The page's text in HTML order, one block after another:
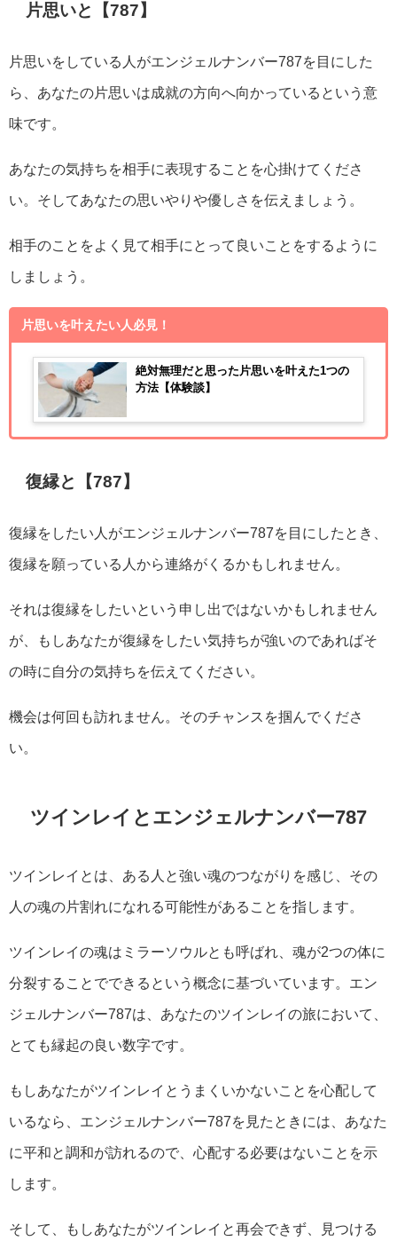
片思いと【787】
片思いをしている人がエンジェルナンバー787を目にした
ら、あなたの片思いは成就の方向へ向かっているという意
味です。
あなたの気持ちを相手に表現することを心掛けてくださ
い。そしてあなたの思いやりや優しさを伝えましょう。
相手のことをよく見て相手にとって良いことをするように
しましょう。
片思いを叶えたい人必見！
絶対無理だと思った片思いを叶えた1つの
方法【体験談】
復縁と【787】
復縁をしたい人がエンジェルナンバー787を目にしたとき、
復縁を願っている人から連絡がくるかもしれません。
それは復縁をしたいという申し出ではないかもしれません
が、もしあなたが復縁をしたい気持ちが強いのであればそ
の時に自分の気持ちを伝えてください。
機会は何回も訪れません。そのチャンスを掴んでくださ
い。
ツインレイとエンジェルナンバー787
ツインレイとは、ある人と強い魂のつながりを感じ、その
人の魂の片割れになれる可能性があることを指します。
ツインレイの魂はミラーソウルとも呼ばれ、魂が2つの体に
分裂することでできるという概念に基づいています。エン
ジェルナンバー787は、あなたのツインレイの旅において、
とても縁起の良い数字です。
もしあなたがツインレイとうまくいかないことを心配して
いるなら、エンジェルナンバー787を見たときには、あなた
に平和と調和が訪れるので、心配する必要はないことを示
します。
そして、もしあなたがツインレイと再会できず、見つける